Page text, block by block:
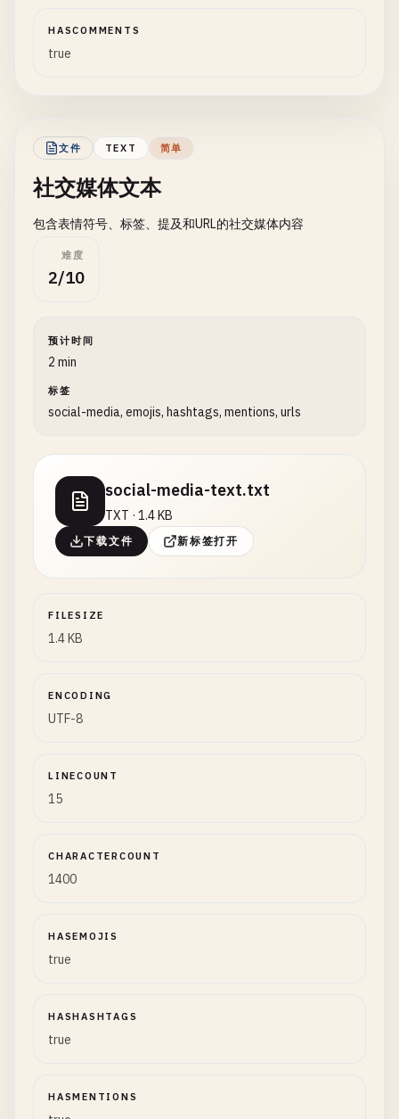
HASCOMMENTS
true
文件 TEXT 简单
社交媒体文本
包含表情符号、标签、提及和URL的社交媒体内容
难度
2/10
预计时间
2 min
标签
social-media, emojis, hashtags, mentions, urls
social-media-text.txt
TXT · 1.4 KB
下载文件 新标签打开
FILESIZE
1.4 KB
ENCODING
UTF-8
LINECOUNT
15
CHARACTERCOUNT
1400
HASEMOJIS
true
HASHASHTAGS
true
HASMENTIONS